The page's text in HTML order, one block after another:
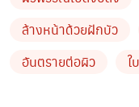
สาเหตุที่มีการประดิษ
แม้ว่าทิชชู่เปียกจะ (
ฝักบัว! แต่ผู้เชี่ยวชาญ
ล้างหน้าด้วยฝักบัว
อันตรายต่อผิว
ใ